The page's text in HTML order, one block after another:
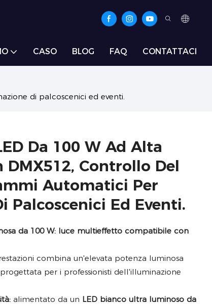
CASO BLOG FAQ CONTATTACI
di palcoscenici ed eventi.
Da 100 W Ad Alta
DMX512, Controllo Del
Automatici Per
Palcoscenici Ed Eventi.
da 100 W: luce multieffetto compatibile con
combina un'elevata potenza luminosa
per i professionisti dell'illuminazione
alimentato da un LED bianco ultra luminoso da